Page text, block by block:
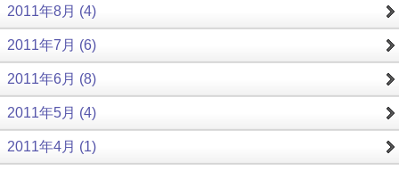
2011年8月 (4)
2011年7月 (6)
2011年6月 (8)
2011年5月 (4)
2011年4月 (1)